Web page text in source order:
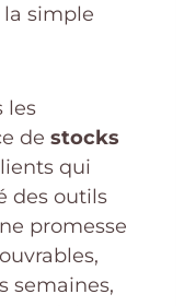
simple
les
de stocks
qui
des outils
promesse
semaines,